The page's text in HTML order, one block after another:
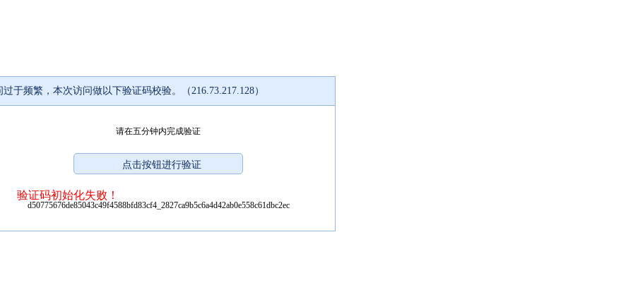
过于频繁，本次访问做以下验证码校验。（216.73.217.128）
请在五分钟内完成验证
验证码初始化失败！
d50775676de85043c49f4588bfd83cf4_2827ca9b5c6a4d42ab0e558c61dbc2ec